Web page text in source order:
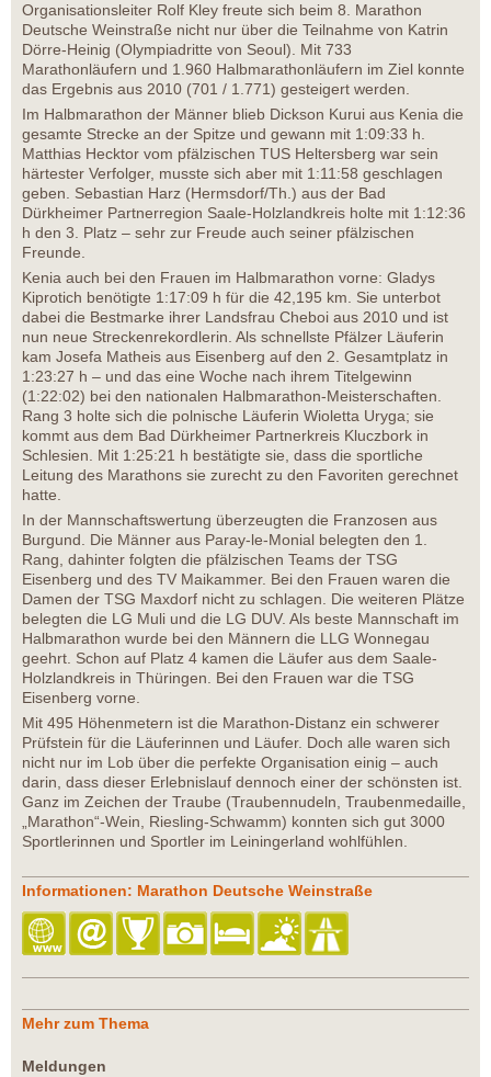
Organisationsleiter Rolf Kley freute sich beim 8. Marathon
Deutsche Weinstraße nicht nur über die Teilnahme von Katrin
Dörre-Heinig (Olympiadritte von Seoul). Mit 733
Marathonläufern und 1.960 Halbmarathonläufern im Ziel konnte
das Ergebnis aus 2010 (701 / 1.771) gesteigert werden.
Im Halbmarathon der Männer blieb Dickson Kurui aus Kenia die
gesamte Strecke an der Spitze und gewann mit 1:09:33 h.
Matthias Hecktor vom pfälzischen TUS Heltersberg war sein
härtester Verfolger, musste sich aber mit 1:11:58 geschlagen
geben. Sebastian Harz (Hermsdorf/Th.) aus der Bad
Dürkheimer Partnerregion Saale-Holzlandkreis holte mit 1:12:36
h den 3. Platz – sehr zur Freude auch seiner pfälzischen
Freunde.
Kenia auch bei den Frauen im Halbmarathon vorne: Gladys
Kiprotich benötigte 1:17:09 h für die 42,195 km. Sie unterbot
dabei die Bestmarke ihrer Landsfrau Cheboi aus 2010 und ist
nun neue Streckenrekordlerin. Als schnellste Pfälzer Läuferin
kam Josefa Matheis aus Eisenberg auf den 2. Gesamtplatz in
1:23:27 h – und das eine Woche nach ihrem Titelgewinn
(1:22:02) bei den nationalen Halbmarathon-Meisterschaften.
Rang 3 holte sich die polnische Läuferin Wioletta Uryga; sie
kommt aus dem Bad Dürkheimer Partnerkreis Kluczbork in
Schlesien. Mit 1:25:21 h bestätigte sie, dass die sportliche
Leitung des Marathons sie zurecht zu den Favoriten gerechnet
hatte.
In der Mannschaftswertung überzeugten die Franzosen aus
Burgund. Die Männer aus Paray-le-Monial belegten den 1.
Rang, dahinter folgten die pfälzischen Teams der TSG
Eisenberg und des TV Maikammer. Bei den Frauen waren die
Damen der TSG Maxdorf nicht zu schlagen. Die weiteren Plätze
belegten die LG Muli und die LG DUV. Als beste Mannschaft im
Halbmarathon wurde bei den Männern die LLG Wonnegau
geehrt. Schon auf Platz 4 kamen die Läufer aus dem Saale-
Holzlandkreis in Thüringen. Bei den Frauen war die TSG
Eisenberg vorne.
Mit 495 Höhenmetern ist die Marathon-Distanz ein schwerer
Prüfstein für die Läuferinnen und Läufer. Doch alle waren sich
nicht nur im Lob über die perfekte Organisation einig – auch
darin, dass dieser Erlebnislauf dennoch einer der schönsten ist.
Ganz im Zeichen der Traube (Traubennudeln, Traubenmedaille,
„Marathon“-Wein, Riesling-Schwamm) konnten sich gut 3000
Sportlerinnen und Sportler im Leiningerland wohlfühlen.
Informationen: Marathon Deutsche Weinstraße
Mehr zum Thema
Meldungen